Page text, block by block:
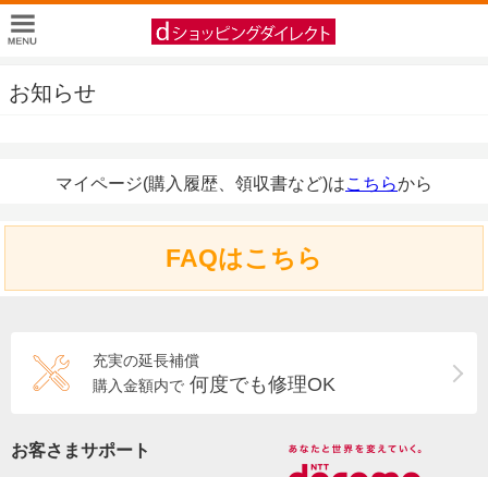
お知らせ
マイページ(購入履歴、領収書など)はこちらから
FAQはこちら
充実の延長補償
購入金額内で 何度でも修理OK
お客さまサポート